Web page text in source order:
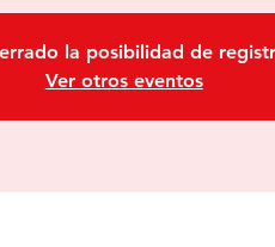
la posibilidad de
Ver otros eventos